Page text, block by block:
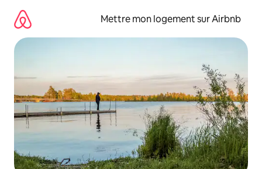
directement
contenu
Mettre mon logement sur Airbnb